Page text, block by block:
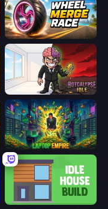
Wheel Merge Race
Rotcalypse: Idle Incremental
Laptop Empire
Idle House Build